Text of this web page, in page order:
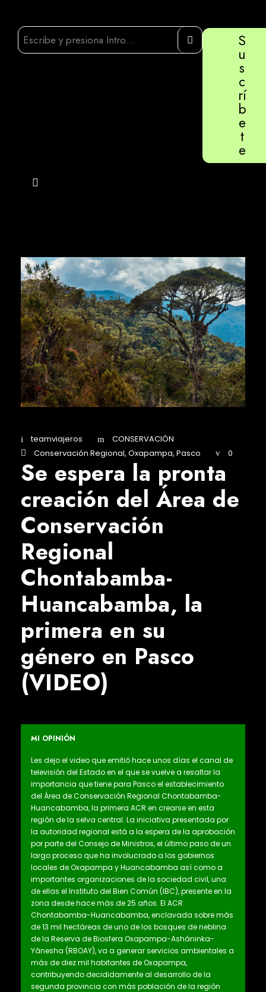
S
u
s
c
rí
b
e
t
e
teamviajeros
CONSERVACIÓN
Conservación Regional, Oxapampa, Pasco 0
Se espera la pronta
creación del Área de
Conservación
Regional
Chontabamba-
Huancabamba, la
primera en su
género en Pasco
(VIDEO)
MI OPINIÓN
Les dejo el video que emitió hace unos días el canal de
televisión del Estado en el que se vuelve a resaltar la
importancia que tiene para Pasco el establecimiento
del Área de Conservación Regional Chontabamba-
Huancabamba, la primera ACR en crearse en esta
región de la selva central. La iniciativa presentada por
la autoridad regional está a la espera de la aprobación
por parte del Consejo de Ministros, el último paso de un
largo proceso que ha involucrado a los gobiernos
locales de Oxapampa y Huancabamba así como a
importantes organizaciones de la sociedad civil, una
de ellas el Instituto del Bien Común (IBC), presente en la
zona desde hace más de 25 años. El ACR
Chontabamba-Huancabamba, enclavada sobre más
de 13 mil hectáreas de uno de los bosques de neblina
de la Reserva de Biosfera Oxapampa-Asháninka-
Yánesha (RBOAY), va a generar servicios ambientales a
más de diez mil habitantes de Oxapampa,
contribuyendo decididamente al desarrollo de la
segunda provincia con más población de la región